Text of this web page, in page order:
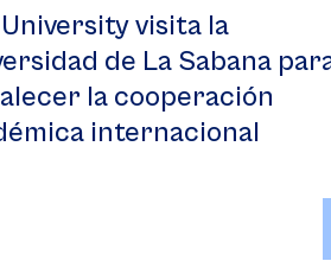
visita la
de La Sabana
la cooperación
internacional